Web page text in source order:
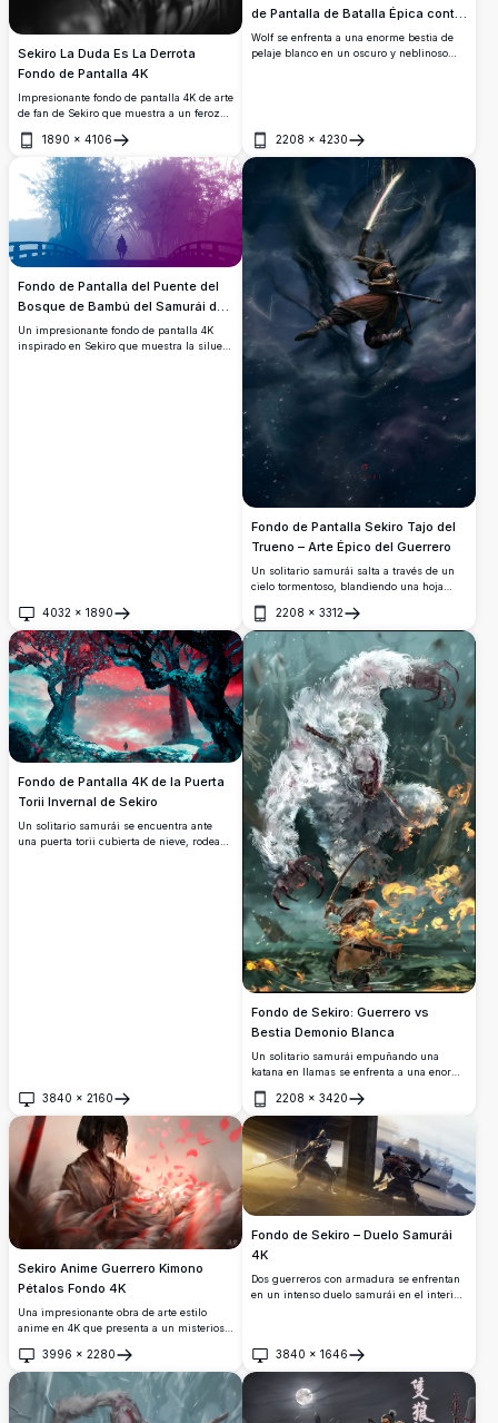
Sekiro La Duda Es La Derrota
Fondo de Pantalla 4K
Impresionante fondo de pantalla 4K de arte
de fan de Sekiro que muestra a un feroz
guerrero con ojos rojos brillantes
sosteniendo una katana. Obra de arte
oscura y sombría en monocromo con la
llamativa cita 'La Duda Es La Derrota'
superpuesta.
1890 × 4106
Abrir
de Pantalla de Batalla Épica contra
el Jefe
Wolf se enfrenta a una enorme bestia de
pelaje blanco en un oscuro y neblinoso
Twice.
2208 × 4230
Abrir
Fondo de Pantalla del Puente del
Bosque de Bambú del Samurái de
Sekiro
Un impresionante fondo de pantalla 4K
inspirado en Sekiro que muestra la silueta
4032 × 1890
Abrir
Fondo de Pantalla Sekiro Tajo del
Trueno – Arte Épico del Guerrero
Un solitario samurái salta a través de un
cielo tormentoso, blandiendo una hoja
cargada de relámpagos contra una oscura
y arremolinada fuerza. Impresionante obra
de arte digital en 4K que captura el poder
bruto, el movimiento y la intensidad
inspirados en Sekiro.
2208 × 3312
Abrir
Fondo de Pantalla 4K de la Puerta
Torii Invernal de Sekiro
Un solitario samurái se encuentra ante
una puerta torii cubierta de nieve, rodeada
3840 × 2160
Abrir
Fondo de Sekiro: Guerrero vs
Bestia Demonio Blanca
Un solitario samurái empuñando una
katana en llamas se enfrenta a una enorme
una intensa batalla. Impresionante arte
digital en 4K de Sekiro con iluminación
dramática y acción dinámica.
2208 × 3420
Abrir
Sekiro Anime Guerrero Kimono
Pétalos Fondo 4K
Una impresionante obra de arte estilo
anime en 4K que presenta a un misterioso
rodeado de remolinos de pétalos rojos y
rosados, plumas y una katana. Una
iluminación cinematográfica y dramática
crea una atmósfera emotiva e intensa.
3996 × 2280
Abrir
Fondo de Sekiro – Duelo Samurái
4K
Dos guerreros con armadura se enfrentan
en un intenso duelo samurái en el interior
detalle la armadura feudal y las katanas en
impresionante resolución 4K.
3840 × 1646
Abrir